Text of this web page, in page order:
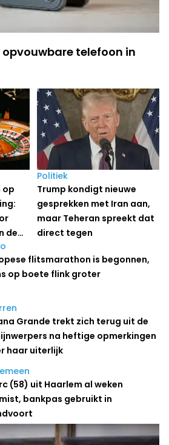
opvouwbare telefoon in
op
de
Politiek
Trump kondigt nieuwe
gesprekken met Iran aan,
maar Teheran spreekt dat
direct tegen
flitsmarathon is begonnen,
op boete flink groter
Grande trekt zich terug uit de
na heftige opmerkingen
haar uiterlijk
(58) uit Haarlem al weken
bankpas gebruikt in